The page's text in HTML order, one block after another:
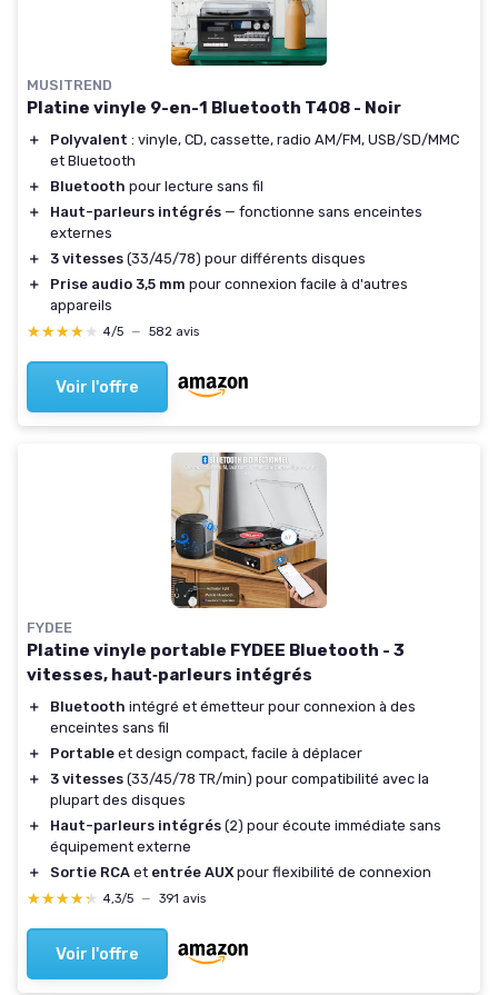
MUSITREND
Platine vinyle 9-en-1 Bluetooth T408 - Noir
＋ Polyvalent : vinyle, CD, cassette, radio AM/FM, USB/SD/MMC
et Bluetooth
＋
Bluetooth pour lecture sans fil
＋
Haut-parleurs intégrés — fonctionne sans enceintes
externes
＋
3 vitesses (33/45/78) pour différents disques
＋
Prise audio 3,5 mm pour connexion facile à d'autres
appareils
★★★★★
★★★★★ 4/5 — 582 avis
Voir l'offre
FYDEE
Platine vinyle portable FYDEE Bluetooth - 3
vitesses, haut‑parleurs intégrés
＋ Bluetooth intégré et émetteur pour connexion à des
enceintes sans fil
＋
Portable et design compact, facile à déplacer
＋
3 vitesses (33/45/78 TR/min) pour compatibilité avec la
plupart des disques
＋
Haut-parleurs intégrés (2) pour écoute immédiate sans
équipement externe
＋
Sortie RCA et entrée AUXpour flexibilité de connexion
★★★★★
★★★★★ 4,3/5 — 391 avis
Voir l'offre